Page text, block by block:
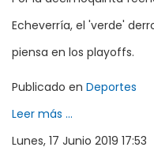
Echeverría, el 'verde'
piensa en los playoffs.
Publicado en Deportes
Leer más ...
Lunes, 17 Junio 2019 17:53